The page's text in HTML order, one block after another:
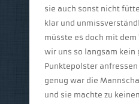
sie auch sonst nicht
klar und
müsste es doch mit dem
wir uns so langsam kein
Punktepolster
genug war die
und sie machte zu